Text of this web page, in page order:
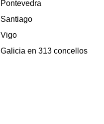
Pontevedra
Santiago
Vigo
Galicia en 313 concellos